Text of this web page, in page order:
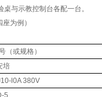
与示教控制台各配一台。
为例）
（或规格）
培
l0A 380V
5